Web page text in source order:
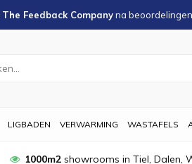
The Feedback Companyna
LIGBADEN VERWARMING WASTAFELS
1000m2showrooms in Tiel, Dalen,